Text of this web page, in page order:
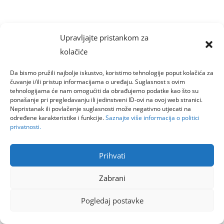
Upravljajte pristankom za
kolačiće
Da bismo pružili najbolje iskustvo, koristimo tehnologije poput kolačića za
čuvanje i/ili pristup informacijama o uređaju. Suglasnost s ovim
tehnologijama će nam omogućiti da obrađujemo podatke kao što su
ponašanje pri pregledavanju ili jedinstveni ID-ovi na ovoj web stranici.
Nepristanak ili povlačenje suglasnosti može negativno utjecati na
određene karakteristike i funkcije.Saznajte više informacija o politici
privatnosti.
Prihvati
Zabrani
Pogledaj postavke